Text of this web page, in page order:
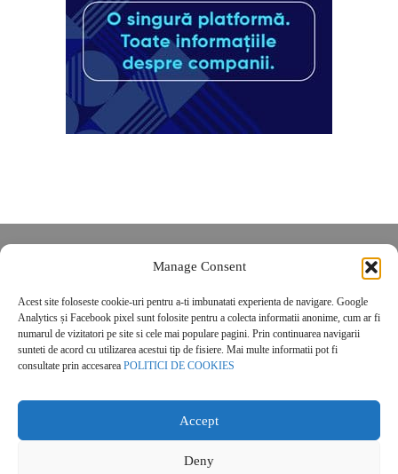
Manage Consent
Acest site foloseste cookie-uri pentru a-ti imbunatati experienta de navigare. Google
Analytics și Facebook pixel sunt folosite pentru a colecta informatii anonime, cum ar fi
numarul de vizitatori pe site si cele mai populare pagini. Prin continuarea navigarii
sunteti de acord cu utilizarea acestui tip de fisiere. Mai multe informatii pot fi
consultate prin accesarea POLITICI DE COOKIES
Accept
Deny
POLITICĂ DE CONFIDENȚIALITATE
Politica de cookies
© 2026 Real Estate Magazine. All Rights Reserved.